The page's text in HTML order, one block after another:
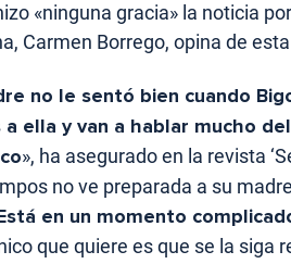
«ninguna gracia» la noticia
Carmen Borrego, opina de
no le sentó bien cuando
a ella y van a hablar mucho
», ha asegurado en la revista
no ve preparada a su
en un momento
que quiere es que se la siga